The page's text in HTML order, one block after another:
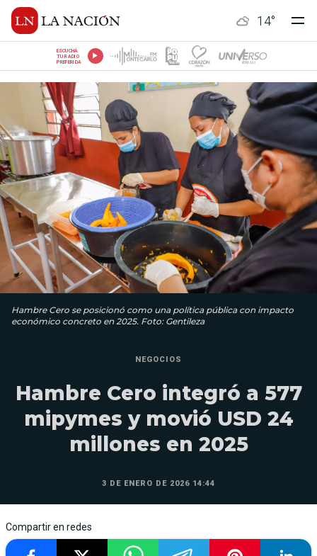
14°
ESCUCHÁ
TU RADIO
PREFERIDA
Hambre Cero se posicionó como una política pública con impacto
económico concreto en 2025. Foto: Gentileza
NEGOCIOS
Hambre Cero integró a 577
mipymes y movió USD 24
millones en 2025
3 DE ENERO DE 2026 14:44
Compartir en redes